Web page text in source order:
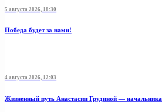
5 августа 2026, 18:30
Победа будет за нами!
4 августа 2026, 12:03
Жизненный путь Анастасии Грудиной —